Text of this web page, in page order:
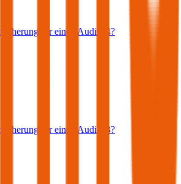
für einen Audi A4?
für einen Audi A3?